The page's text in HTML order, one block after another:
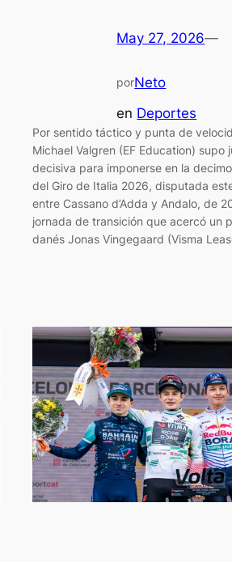
May 27, 2026—
porNeto
en Deportes
Por sentido táctico y punta de
Michael Valgren (EF Education) supo
decisiva para imponerse en la
del Giro de Italia 2026, disputada
entre Cassano d’Adda y Andalo, de
jornada de transición que acercó un
danés Jonas Vingegaard (Visma